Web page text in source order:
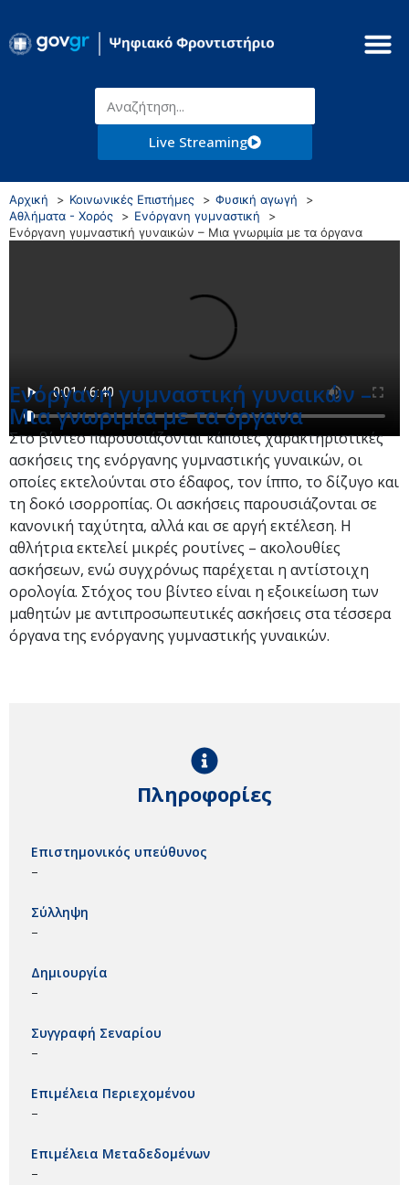
Live Streaming
Αρχική Κοινωνικές Επιστήμες
Φυσική αγωγή
Αθλήματα - Χορός
Ενόργανη γυμναστική
Ενόργανη γυμναστική γυναικών – Μια γνωριμία με τα όργανα
Ενόργανη γυμναστική γυναικών –
Μια γνωριμία με τα όργανα
Στο βίντεο παρουσιάζονται κάποιες χαρακτηριστικές
ασκήσεις της ενόργανης γυμναστικής γυναικών, οι
οποίες εκτελούνται στο έδαφος, τον ίππο, το δίζυγο και
τη δοκό ισορροπίας. Οι ασκήσεις παρουσιάζονται σε
κανονική ταχύτητα, αλλά και σε αργή εκτέλεση. Η
αθλήτρια εκτελεί μικρές ρουτίνες – ακολουθίες
ασκήσεων, ενώ συγχρόνως παρέχεται η αντίστοιχη
ορολογία. Στόχος του βίντεο είναι η εξοικείωση των
μαθητών με αντιπροσωπευτικές ασκήσεις στα τέσσερα
όργανα της ενόργανης γυμναστικής γυναικών.
Πληροφορίες
Επιστημονικός υπεύθυνος
–
Σύλληψη
–
Δημιουργία
–
Συγγραφή Σεναρίου
–
Επιμέλεια Περιεχομένου
–
Επιμέλεια Μεταδεδομένων
–